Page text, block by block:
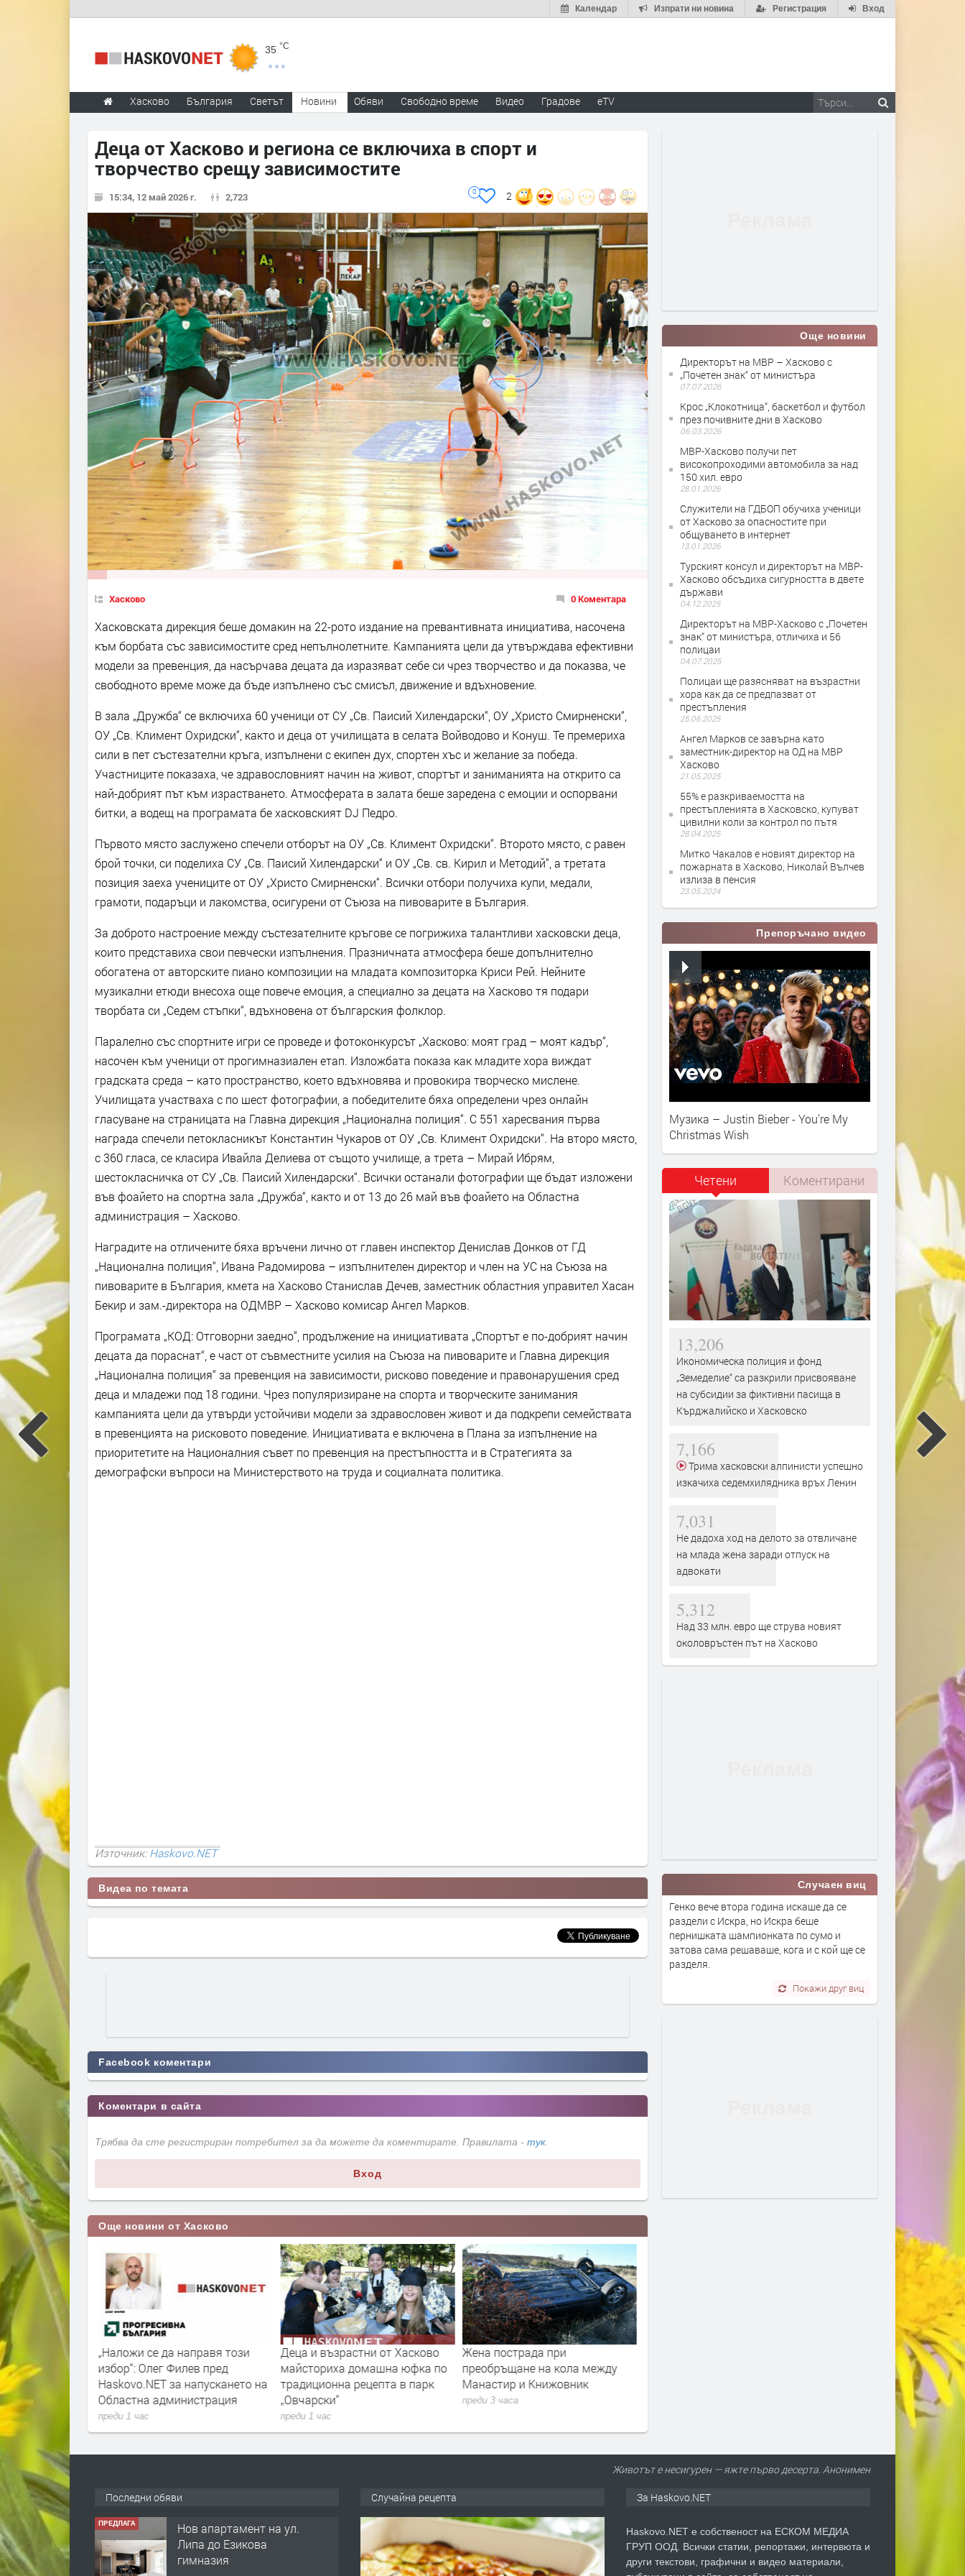
Вход
Регистрация
Изпрати ни новина
Календар
35 °C
Хасково България Светът Новини Обяви Свободно време Видео Градове eTV
Деца от Хасково и региона се включиха в спорт и
творчество срещу зависимостите
15:34, 12 май 2026 г. 2,723 2
0
Хасково 0 Коментара
Хасковската дирекция беше домакин на 22-рото издание на превантивната инициатива, насочена
към борбата със зависимостите сред непълнолетните. Кампанията цели да утвърждава ефективни
модели за превенция, да насърчава децата да изразяват себе си чрез творчество и да показва, че
свободното време може да бъде изпълнено със смисъл, движение и вдъхновение.
В зала „Дружба“ се включиха 60 ученици от СУ „Св. Паисий Хилендарски“, ОУ „Христо Смирненски“,
ОУ „Св. Климент Охридски“, както и деца от училищата в селата Войводово и Конуш. Те премериха
сили в пет състезателни кръга, изпълнени с екипен дух, спортен хъс и желание за победа.
Участниците показаха, че здравословният начин на живот, спортът и заниманията на открито са
най-добрият път към израстването. Атмосферата в залата беше заредена с емоции и оспорвани
битки, а водещ на програмата бе хасковският DJ Педро.
Първото място заслужено спечели отборът на ОУ „Св. Климент Охридски“. Второто място, с равен
брой точки, си поделиха СУ „Св. Паисий Хилендарски“ и ОУ „Св. св. Кирил и Методий“, а третата
позиция заеха учениците от ОУ „Христо Смирненски“. Всички отбори получиха купи, медали,
грамоти, подаръци и лакомства, осигурени от Съюза на пивоварите в България.
За доброто настроение между състезателните кръгове се погрижиха талантливи хасковски деца,
които представиха свои певчески изпълнения. Празничната атмосфера беше допълнително
обогатена от авторските пиано композиции на младата композиторка Криси Рей. Нейните
музикални етюди внесоха още повече емоция, а специално за децата на Хасково тя подари
творбата си „Седем стъпки“, вдъхновена от българския фолклор.
Паралелно със спортните игри се проведе и фотоконкурсът „Хасково: моят град – моят кадър“,
насочен към ученици от прогимназиален етап. Изложбата показа как младите хора виждат
градската среда – като пространство, което вдъхновява и провокира творческо мислене.
Училищата участваха с по шест фотографии, а победителите бяха определени чрез онлайн
гласуване на страницата на Главна дирекция „Национална полиция“. С 551 харесвания първа
награда спечели петокласникът Константин Чукаров от ОУ „Св. Климент Охридски“. На второ място,
с 360 гласа, се класира Ивайла Делиева от същото училище, а трета – Мирай Ибрям,
шестокласничка от СУ „Св. Паисий Хилендарски“. Всички останали фотографии ще бъдат изложени
във фоайето на спортна зала „Дружба“, както и от 13 до 26 май във фоайето на Областна
администрация – Хасково.
Наградите на отличените бяха връчени лично от главен инспектор Денислав Донков от ГД
„Национална полиция“, Ивана Радомирова – изпълнителен директор и член на УС на Съюза на
пивоварите в България, кмета на Хасково Станислав Дечев, заместник областния управител Хасан
Бекир и зам.-директора на ОДМВР – Хасково комисар Ангел Марков.
Програмата „КОД: Отговорни заедно“, продължение на инициативата „Спортът е по-добрият начин
децата да пораснат“, е част от съвместните усилия на Съюза на пивоварите и Главна дирекция
„Национална полиция“ за превенция на зависимости, рисково поведение и правонарушения сред
деца и младежи под 18 години. Чрез популяризиране на спорта и творческите занимания
кампанията цели да утвърди устойчиви модели за здравословен живот и да подкрепи семействата
в превенцията на рисковото поведение. Инициативата е включена в Плана за изпълнение на
приоритетите на Националния съвет по превенция на престъпността и в Стратегията за
демографски въпроси на Министерството на труда и социалната политика.
Източник:Haskovo.NET
Видеа по темата
Facebook коментари
Коментари в сайта
Трябва да сте регистриран потребител за да можете да коментирате. Правилата - тук.
Вход
Още новини от Хасково
Хасково
„Наложи се да направя този
избор“: Олег Филев пред
Haskovo.NET за напускането на
Областна администрация
преди 1 час
Деца и възрастни от Хасково
майсториха домашна юфка по
традиционна рецепта в парк
„Овчарски“
преди 1 час
Жена пострада при
преобръщане на кола между
Манастир и Книжовник
преди 3 часа
До 36° и опасни жеги в
Още новини
Директорът на МВР – Хасково с
„Почетен знак“ от министъра
07.07.2026
Крос „Клокотница“, баскетбол и футбол
през почивните дни в Хасково
06.03.2026
МВР-Хасково получи пет
високопроходими автомобила за над
150 хил. евро
28.01.2026
Служители на ГДБОП обучиха ученици
от Хасково за опасностите при
общуването в интернет
13.01.2026
Турският консул и директорът на МВР-
Хасково обсъдиха сигурността в двете
държави
04.12.2025
Директорът на МВР-Хасково с „Почетен
знак“ от министъра, отличиха и 56
полицаи
04.07.2025
Полицаи ще разясняват на възрастни
хора как да се предпазват от
престъпления
25.06.2025
Ангел Марков се завърна като
заместник-директор на ОД на МВР
Хасково
21.05.2025
55% е разкриваемостта на
престъпленията в Хасковско, купуват
цивилни коли за контрол по пътя
28.04.2025
Митко Чакалов е новият директор на
пожарната в Хасково, Николай Вълчев
излиза в пенсия
23.05.2024
Препоръчано видео
Музика – Justin Bieber - You're My
Christmas Wish
Четени Коментирани
13,206
Икономическа полиция и фонд
„Земеделие“ са разкрили присвояване
на субсидии за фиктивни пасища в
Кърджалийско и Хасковско
7,166
Трима хасковски алпинисти успешно
изкачиха седемхилядника връх Ленин
7,031
Не дадоха ход на делото за отвличане
на млада жена заради отпуск на
адвокати
5,312
Над 33 млн. евро ще струва новият
околовръстен път на Хасково
Случаен виц
Генко вече втора година искаше да се
раздели с Искра, но Искра беше
пернишката шампионката по сумо и
затова сама решаваше, кога и с кой ще се
разделя.
Покажи друг виц
Животът е несигурен — яжте първо десерта. Анонимен
Последни обяви
ПРЕДЛАГА
Нов апартамент на ул.
Липа до Езикова
гимназия
Случайна рецепта За Haskovo.NET
Haskovo.NET е собственост на ЕСКОМ МЕДИА
ГРУП ООД. Всички статии, репортажи, интервюта и
други текстови, графични и видео материали,